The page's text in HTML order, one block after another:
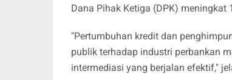
Dana Pihak Ketiga (DPK) meningkat
"Pertumbuhan kredit dan
publik terhadap industri perbankan
intermediasi yang berjalan efektif,"